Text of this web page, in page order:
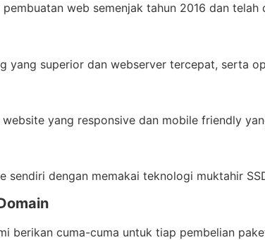
web semenjak tahun 2016 dan
yang superior dan webserver tercepat, serta
yang responsive dan mobile friendly
sendiri dengan memakai teknologi muktahir
berikan cuma-cuma untuk tiap pembelian